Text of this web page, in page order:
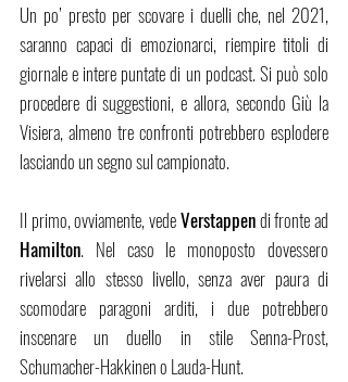
Un po’ presto per scovare i duelli che, nel 2021,
saranno capaci di emozionarci, riempire titoli di
giornale e intere puntate di un podcast. Si può solo
procedere di suggestioni, e allora, secondo Giù la
Visiera, almeno tre confronti potrebbero esplodere
lasciando un segno sul campionato.
Il primo, ovviamente, vede Verstappen
Hamilton. Nel caso le monoposto dovessero
rivelarsi allo stesso livello, senza aver paura di
scomodare paragoni arditi, i due potrebbero
inscenare un duello in stile Senna-Prost,
Schumacher-Hakkinen o Lauda-Hunt.